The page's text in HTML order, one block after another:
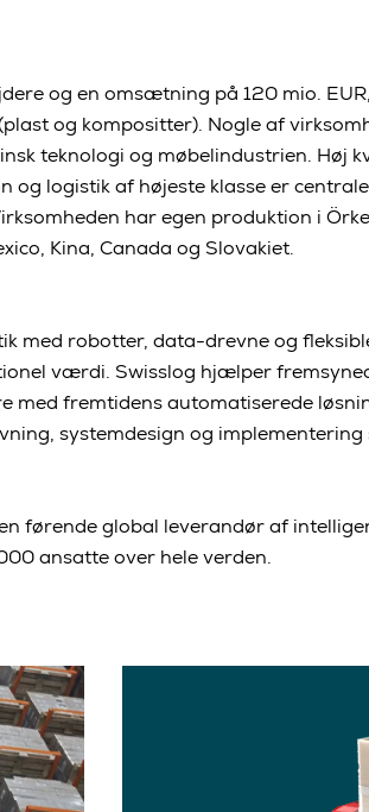
og en omsætning på 120 mio.
og kompositter). Nogle af
teknologi og møbelindustrien. Høj
logistik af højeste klasse er
har egen produktion i
Kina, Canada og Slovakiet.
med robotter, data-drevne og
værdi. Swisslog hjælper
med fremtidens automatiserede
systemdesign og implementering
førende global leverandør af
ansatte over hele verden.